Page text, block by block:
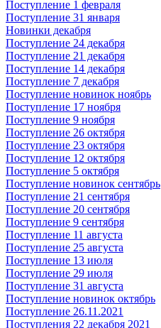
Поступление 1 февраля
Поступление 31 января
Новинки декабря
Поступление 24 декабря
Поступление 21 декабря
Поступление 14 декабря
Поступление 7 декабря
Поступление новинок ноябрь
Поступление 17 ноября
Поступление 9 ноября
Поступление 26 октября
Поступление 23 октября
Поступление 12 октября
Поступление 5 октября
Поступление новинок сентябрь
Поступление 21 сентября
Поступление 20 сентября
Поступление 9 сентября
Поступление 11 августа
Поступление 25 августа
Поступление 13 июля
Поступление 29 июля
Поступление 31 августа
Поступление новинок октябрь
Поступление 26.11.2021
Поступления 22 декабря 2021